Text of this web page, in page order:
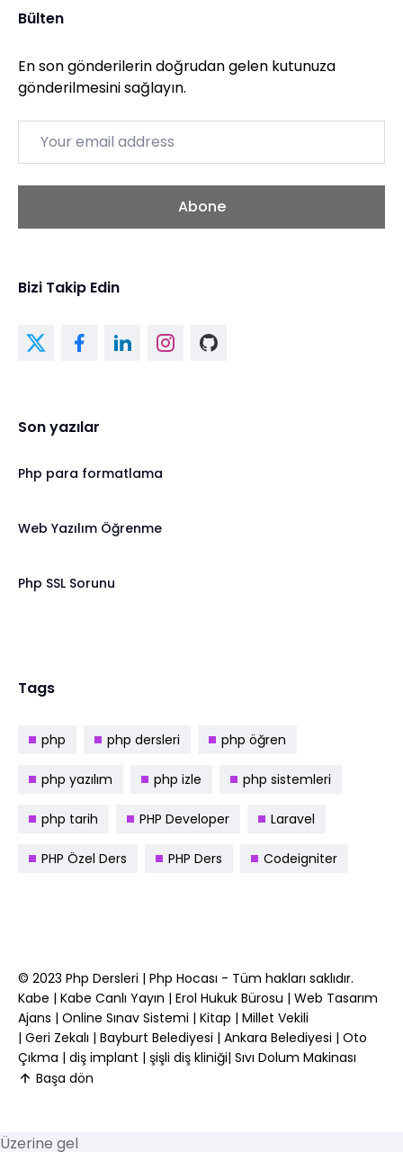
Bülten
En son gönderilerin doğrudan gelen kutunuza
gönderilmesini sağlayın.
Abone
Bizi Takip Edin
Son yazılar
Php para formatlama
Web Yazılım Öğrenme
Php SSL Sorunu
Tags
php php dersleri php öğren
php yazılım php izle php sistemleri
php tarih PHP Developer Laravel
PHP Özel Ders PHP Ders Codeigniter
© 2023 Php Dersleri | Php Hocası - Tüm hakları saklıdır.
Kabe | Kabe Canlı Yayın | Erol Hukuk Bürosu | Web Tasarım
Ajans | Online Sınav Sistemi | Kitap | Millet Vekili
| Geri Zekalı | Bayburt Belediyesi | Ankara Belediyesi | Oto
Çıkma | diş implant | şişli diş kliniği| Sıvı Dolum Makinası
Başa dön
Üzerine gel